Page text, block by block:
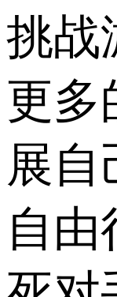
挑战
更多
展自
自由